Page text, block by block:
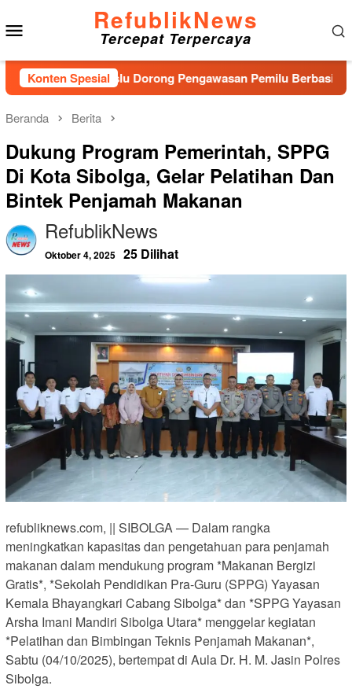
ke
konten
RefublikNews
Tercepat Terpercaya
Konten Spesial
Bawaslu Dorong Pengawasan Pemilu Berbasis Masyarakat
Beranda Berita
Dukung Program Pemerintah, SPPG
Di Kota Sibolga, Gelar Pelatihan Dan
Bintek Penjamah Makanan
RefublikNews
Oktober 4, 2025 25 Dilihat
refubliknews.com, || SIBOLGA — Dalam rangka
meningkatkan kapasitas dan pengetahuan para penjamah
makanan dalam mendukung program *Makanan Bergizi
Gratis*, *Sekolah Pendidikan Pra-Guru (SPPG) Yayasan
Kemala Bhayangkari Cabang Sibolga* dan *SPPG Yayasan
Arsha Imani Mandiri Sibolga Utara* menggelar kegiatan
*Pelatihan dan Bimbingan Teknis Penjamah Makanan*,
Sabtu (04/10/2025), bertempat di Aula Dr. H. M. Jasin Polres
Sibolga.